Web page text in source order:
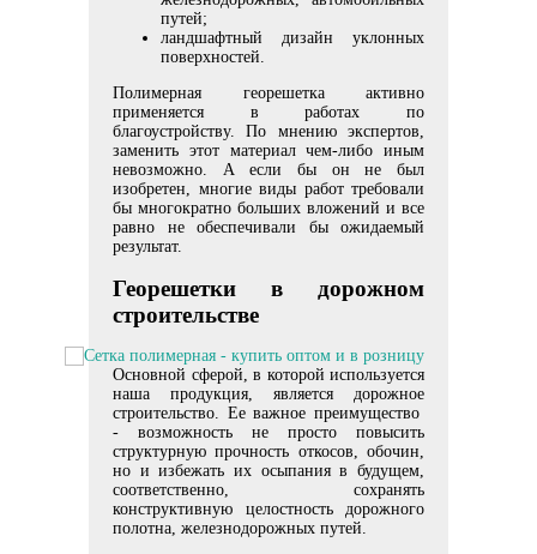
путей;
ландшафтный дизайн уклонных
поверхностей.
Полимерная георешетка активно
применяется в работах по
благоустройству. По мнению экспертов,
заменить этот материал чем-либо иным
невозможно. А если бы он не был
изобретен, многие виды работ требовали
бы многократно больших вложений и все
равно не обеспечивали бы ожидаемый
результат.
Георешетки в дорожном
строительстве
Основной сферой, в которой используется
наша продукция, является дорожное
строительство. Ее важное преимущество
- возможность не просто повысить
структурную прочность откосов, обочин,
но и избежать их осыпания в будущем,
соответственно, сохранять
конструктивную целостность дорожного
полотна, железнодорожных путей.